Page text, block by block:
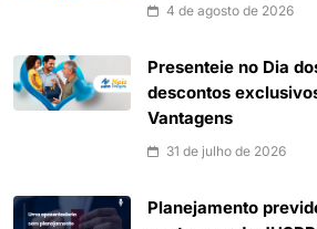
4 de agosto de 2026
Presenteie no Dia
descontos
Vantagens
31 de julho de 2026
Planejamento